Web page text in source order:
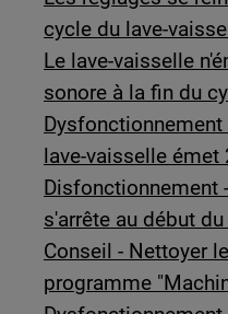
cycle du lave-
Le lave-vaisselle
sonore à la fin du
Dysfonctionnement
lave-vaisselle
Disfonctionnement
s'arrête au début
Conseil - Nettoyer
programme